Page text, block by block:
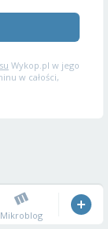
Wykop.pl w jego
w całości,
Mikroblog